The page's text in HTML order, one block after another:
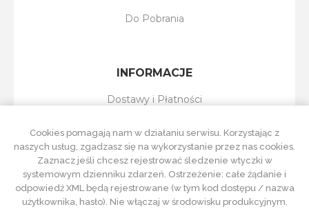
Do Pobrania
INFORMACJE
Dostawy i Płatności
Regulamin Sklepu
Polityka Prywatności
Cookies pomagają nam w działaniu serwisu. Korzystając z
naszych usług, zgadzasz się na wykorzystanie przez nas cookies.
Zaznacz jeśli chcesz rejestrować śledzenie wtyczki w
systemowym dzienniku zdarzeń. Ostrzeżenie: całe żądanie i
odpowiedź XML będą rejestrowane (w tym kod dostępu / nazwa
użytkownika, hasło). Nie włączaj w środowisku produkcyjnym.